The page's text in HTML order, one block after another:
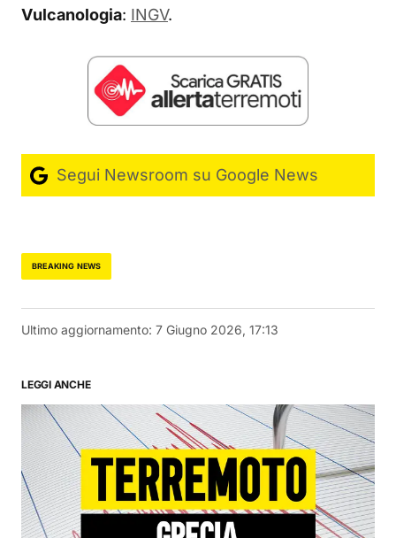
Vulcanologia: INGV.
Segui Newsroom su Google News
BREAKING NEWS
Ultimo aggiornamento: 7 Giugno 2026, 17:13
LEGGI ANCHE